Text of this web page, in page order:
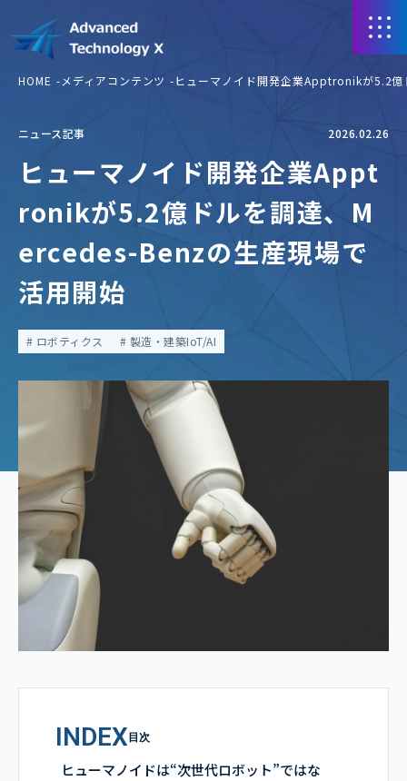
HOME メディアコンテンツ ヒューマノイド開発企業Apptronikが5.2
ニュース記事 2026.02.26
ヒューマノイド開発企業Appt
ronikが5.2億ドルを調達、M
ercedes-Benzの生産現場で
活用開始
ロボティクス 製造・建築IoT/AI
INDEX目次
ヒューマノイドは“次世代ロボット”ではな